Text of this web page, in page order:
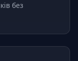
без